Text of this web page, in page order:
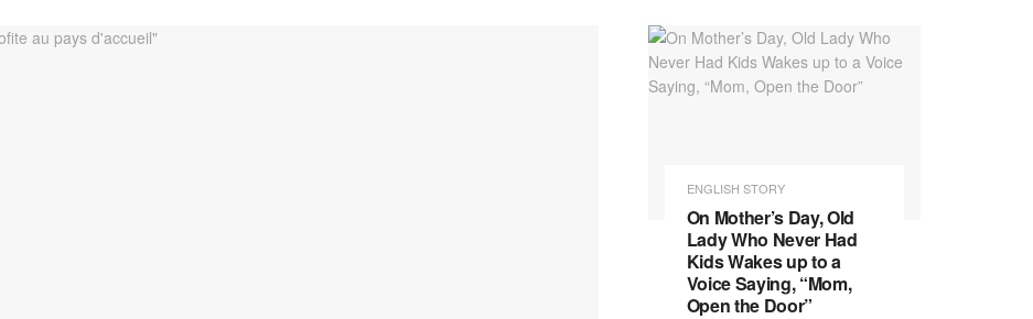
ENGLISH STORY
On Mother’s Day, Old
Lady Who Never Had
Kids Wakes up to a
Voice Saying, “Mom,
Open the Door”